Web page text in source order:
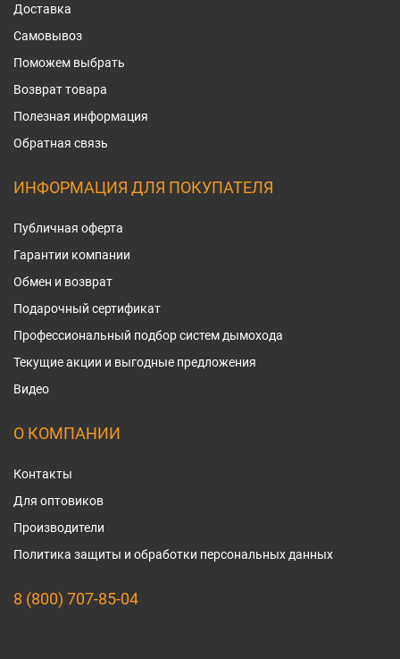
Доставка
Самовывоз
Поможем выбрать
Возврат товара
Полезная информация
Обратная связь
ИНФОРМАЦИЯ ДЛЯ ПОКУПАТЕЛЯ
Публичная оферта
Гарантии компании
Обмен и возврат
Подарочный сертификат
Профессиональный подбор систем дымохода
Текущие акции и выгодные предложения
Видео
О КОМПАНИИ
Контакты
Для оптовиков
Производители
Политика защиты и обработки персональных данных
8 (800) 707-85-04